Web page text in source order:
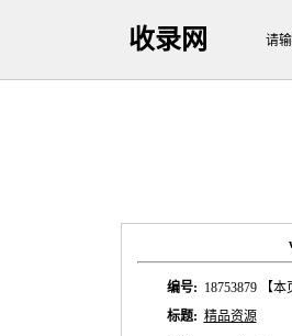
收录网 请
编号: 18753879
【
标题: 精品资源